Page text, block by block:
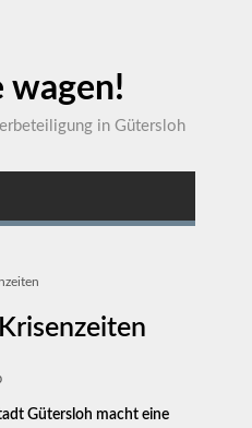
wagen!
in Gütersloh
Gütersloh macht eine